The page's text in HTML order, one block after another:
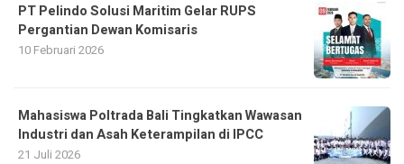
PT Pelindo Solusi Maritim Gelar RUPS
Pergantian Dewan Komisaris
10 Februari 2026
Mahasiswa Poltrada Bali Tingkatkan Wawasan
Industri dan Asah Keterampilan di IPCC
21 Juli 2026